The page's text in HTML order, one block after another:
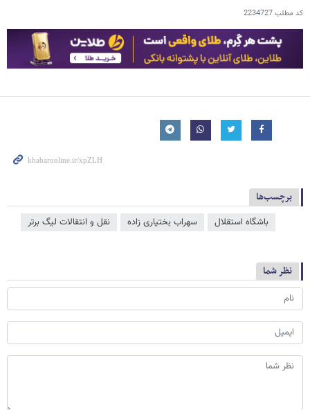
کد مطلب2234727
برچسب‌ها
باشگاه استقلال سهراب بختیاری زاده نقل و انتقالات لیگ برتر
نظر شما